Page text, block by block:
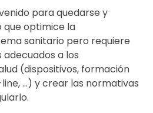
para quedarse y
que optimice la
sanitario pero requiere
a los
(dispositivos, formación
…) y crear las normativas